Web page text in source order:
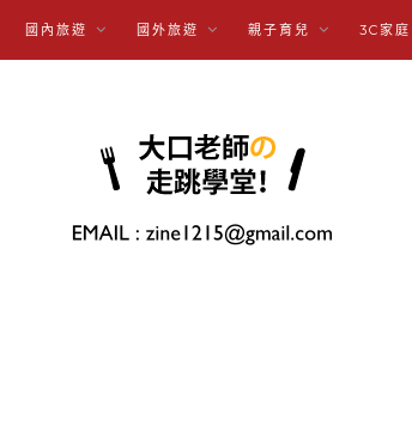
國內旅遊 國外旅遊 親子育兒 3C家庭